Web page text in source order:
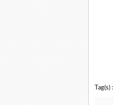
Tag(s) :